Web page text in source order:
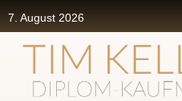
7. August 2026